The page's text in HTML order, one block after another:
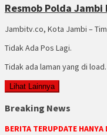
Resmob Polda
Jambitv.co, Kota Jambi –
Tidak Ada Pos Lagi.
Tidak ada laman yang di load.
Lihat Lainnya
Breaking News
BERITA TERUPDATE